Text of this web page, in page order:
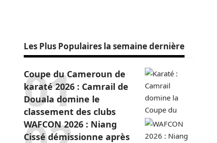
Les Plus Populaires la semaine dernière
Coupe du Cameroun de
karaté 2026 : Camrail de
Douala domine le
classement des clubs
WAFCON 2026 : Niang
Cissé démissionne après